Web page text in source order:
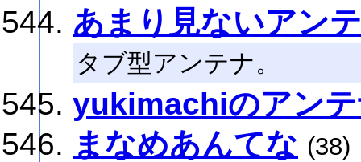
あまり見ないアン
タブ型アンテナ。
yukimachiのアン
まなめあんてな (38)